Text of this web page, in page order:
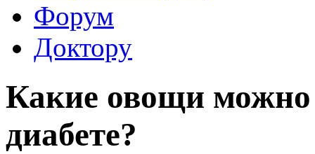
Форум
Доктору
Какие овощи можно
диабете?